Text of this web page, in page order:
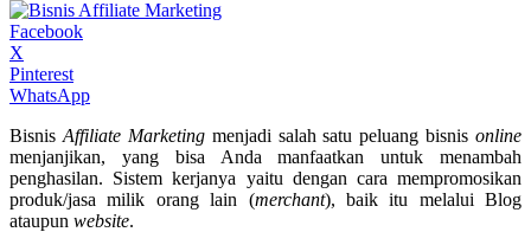
Facebook
X
Pinterest
WhatsApp
Bisnis Affiliate Marketingmenjadi salah satu peluang bisnis online
menjanjikan, yang bisa Anda manfaatkan untuk menambah
penghasilan. Sistem kerjanya yaitu dengan cara mempromosikan
produk/jasa milik orang lain (merchant), baik itu melalui Blog
ataupun website.